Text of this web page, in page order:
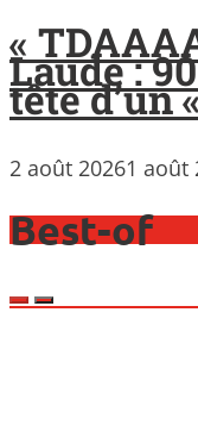
«
Laude :
tête d’un
2 août 20261 août
Best-of